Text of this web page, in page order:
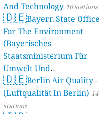
And Technology 10 stations
🇩🇪Bayern State Office
For The Environment
(Bayerisches
Staatsministerium Für
Umwelt Und
Verbraucherschutz) - LfU
46 stations
🇩🇪Berlin Air Quality -
(Luftqualität In Berlin) 14
stations